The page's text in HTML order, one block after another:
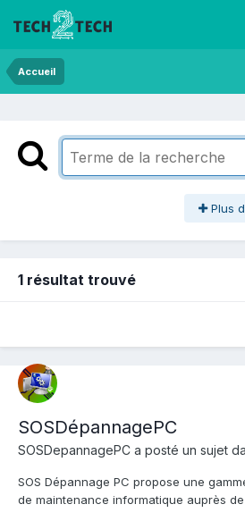
Accueil
Plus
1 résultat trouvé
SOSDépannagePC
SOSDepannagePC a posté un sujet
SOS Dépannage PC propose une
de maintenance informatique auprès